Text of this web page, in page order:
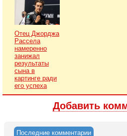
Отец Джорджа
Рассела
намеренно
занижал
результаты
сына в
картинге ради
его успеха
Добавить
Последние комментарии